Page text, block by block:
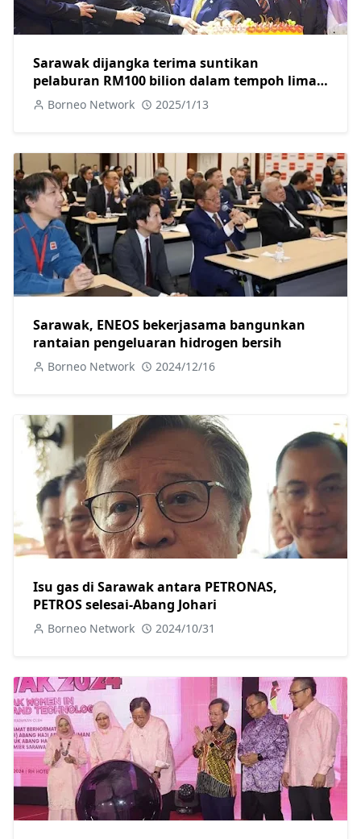
Sarawak dijangka terima suntikan
pelaburan RM100 bilion dalam tempoh lima
tahun akan datang
Borneo Network 2025/1/13
Sarawak, ENEOS bekerjasama bangunkan
rantaian pengeluaran hidrogen bersih
Borneo Network 2024/12/16
Isu gas di Sarawak antara PETRONAS,
PETROS selesai-Abang Johari
Borneo Network 2024/10/31